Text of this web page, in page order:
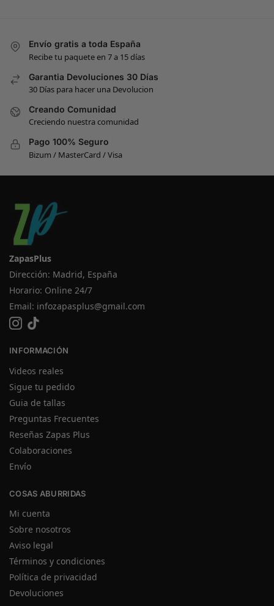
Envío gratis a toda España
Recibe tu paquete en 7 a 15 días
Garantia Devoluciones 30 Días
30 Días para hacer una Devolucion
Creando Comunidad
Creciendo nuestra comunidad
Pago 100% Seguro
Bizum / MasterCard / Visa
ZapasPlus
Dirección: Madrid, España
Horario: Online 24/7
Email: infozapasplus@gmail.com
INFORMACIÓN
Videos reales
Sigue tu pedido
Guia de tallas
Preguntas Frecuentes
Reseñas Zapas Plus
Colaboraciones
Envío
COSAS ABURRIDAS
Mi cuenta
Sobre nosotros
Aviso legal
Términos y condiciones
Política de privacidad
Devoluciones